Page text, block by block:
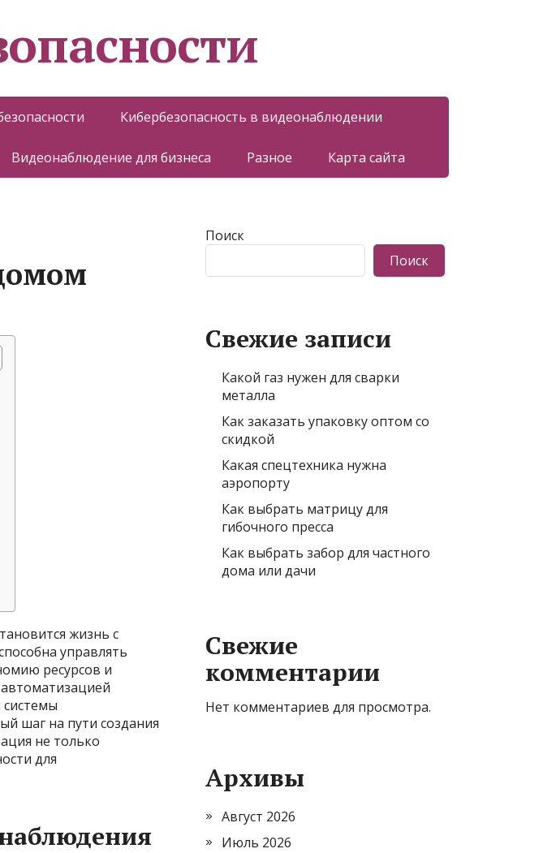
Кибербезопасность в видеонаблюдении
Видеонаблюдение для бизнеса Разное Карта сайта
жизнь с
управлять
ресурсов и
шаг на пути создания
не только
для
Поиск
Поиск
Свежие записи
Какой газ нужен для сварки
металла
Как заказать упаковку оптом со
скидкой
Какая спецтехника нужна
аэропорту
Как выбрать матрицу для
гибочного пресса
Как выбрать забор для частного
дома или дачи
Свежие
комментарии
Нет комментариев для просмотра.
Архивы
Август 2026
Июль 2026